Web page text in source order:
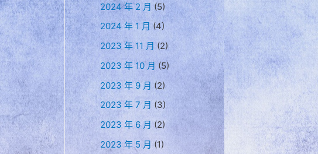
2024 年 2 月 (5)
2024 年 1 月 (4)
2023 年 11 月 (2)
2023 年 10 月 (5)
2023 年 9 月 (2)
2023 年 7 月 (3)
2023 年 6 月 (2)
2023 年 5 月 (1)